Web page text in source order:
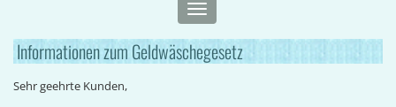
Toggle
navigation
Informationen zum Geldwäschegesetz
Sehr geehrte Kunden,